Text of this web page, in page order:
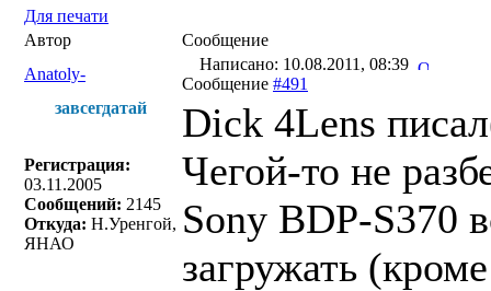
Для печати
Автор
Сообщение
Anatoly-
Написано: 10.08.2011, 08:39
Сообщение #491
завсегдатай
Регистрация:
03.11.2005
Сообщений: 2145
Откуда: Н.Уренгой,
ЯНАО
Dick 4Lens
Чегой-то не
Sony BDP-S370
загружать